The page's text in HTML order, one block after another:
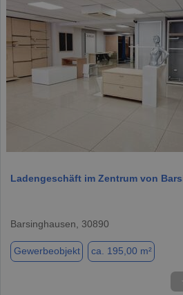
Ladengeschäft im Zentrum von
Barsinghausen, 30890
Gewerbeobjekt ca. 195,00 m²